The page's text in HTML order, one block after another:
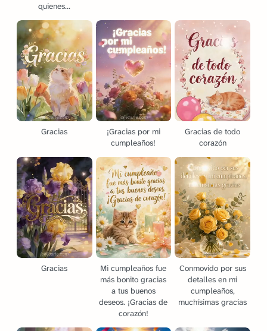
quienes...
Gracias
¡Gracias por mi
cumpleaños!
Gracias de todo
corazón
Gracias
Mi cumpleaños fue
más bonito gracias
a tus buenos
deseos. ¡Gracias de
corazón!
Conmovido por sus
detalles en mi
cumpleaños,
muchísimas gracias